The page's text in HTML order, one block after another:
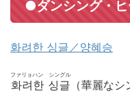
●ダンシング・
화려한 싱글／양혜승
화려한 싱글
ファリョハン シングル
（華麗な